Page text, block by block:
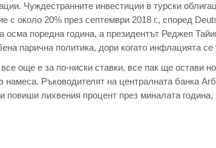
Чуждестранните инвестиции в турски
с около 20% през септември 2018 г., според
осма поредна година, а президентът Реджеп
парична политика, дори когато инфлацията
още е за по-ниски ставки, все пак ще остави
Ръководителят на централната банка
лихвения процент през миналата година,